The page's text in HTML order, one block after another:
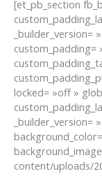
[et_pb_section
_builder_version=
locked= »off »
_builder_version=
content/uploads/